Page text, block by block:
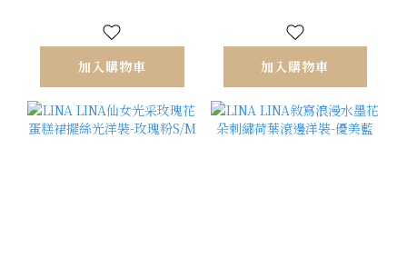
加入購物車 加入購物車